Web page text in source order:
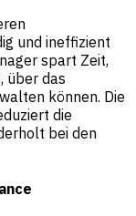
und ineffizient
spart Zeit,
über das
können. Die
die
bei den